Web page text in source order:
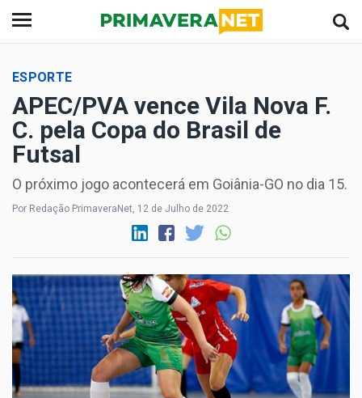
ESPORTE
APEC/PVA vence Vila Nova F.
C. pela Copa do Brasil de
Futsal
O próximo jogo acontecerá em Goiânia-GO no dia 15.
Por Redação PrimaveraNet, 12 de Julho de 2022